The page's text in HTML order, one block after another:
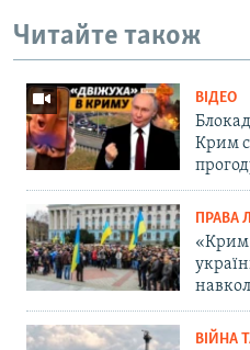
Читайте також
ВІДЕО
Крим
ПРАВА
«Крим
ВІЙНА